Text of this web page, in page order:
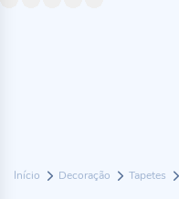
Início Decoração Tapetes